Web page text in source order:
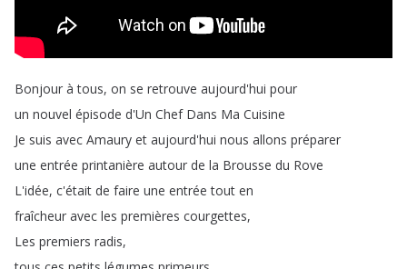
Bonjour à tous, on se retrouve aujourd'hui pour
un nouvel épisode d'Un Chef Dans Ma Cuisine
Je suis avec Amaury et aujourd'hui nous allons préparer
une entrée printanière autour de la Brousse du Rove
L'idée, c'était de faire une entrée tout en
fraîcheur avec les premières courgettes,
Les premiers radis,